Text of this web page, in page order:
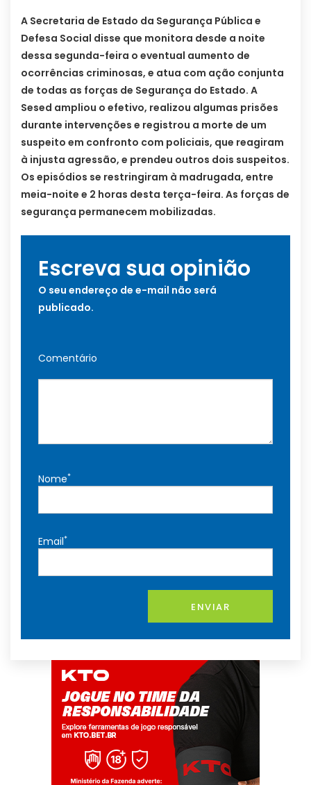
A Secretaria de Estado da Segurança Pública e
Defesa Social disse que monitora desde a noite
dessa segunda-feira o eventual aumento de
ocorrências criminosas, e atua com ação conjunta
de todas as forças de Segurança do Estado. A
Sesed ampliou o efetivo, realizou algumas prisões
durante intervenções e registrou a morte de um
suspeito em confronto com policiais, que reagiram
à injusta agressão, e prendeu outros dois suspeitos.
Os episódios se restringiram à madrugada, entre
meia-noite e 2 horas desta terça-feira. As forças de
segurança permanecem mobilizadas.
Escreva sua opinião
O seu endereço de e-mail não será
publicado.
Comentário
Nome*
Email*
ENVIAR